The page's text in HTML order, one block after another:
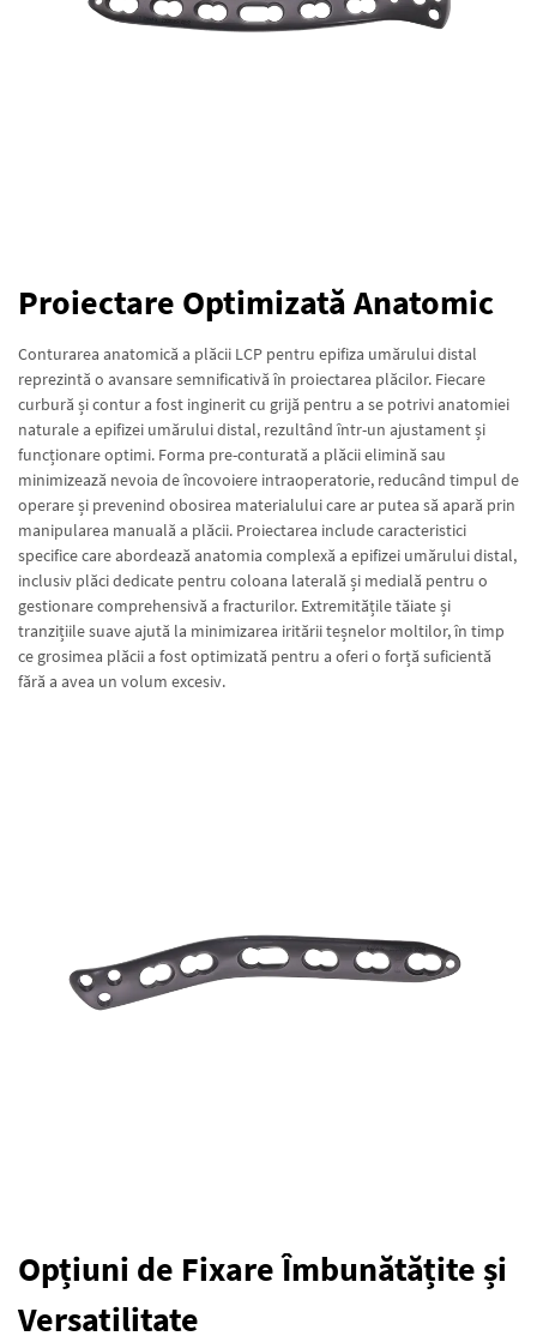
Proiectare Optimizată Anatomic
Conturarea anatomică a plăcii LCP pentru epifiza umărului distal
reprezintă o avansare semnificativă în proiectarea plăcilor. Fiecare
curbură și contur a fost inginerit cu grijă pentru a se potrivi anatomiei
naturale a epifizei umărului distal, rezultând într-un ajustament și
funcționare optimi. Forma pre-conturată a plăcii elimină sau
minimizează nevoia de încovoiere intraoperatorie, reducând timpul de
operare și prevenind obosirea materialului care ar putea să apară prin
manipularea manuală a plăcii. Proiectarea include caracteristici
specifice care abordează anatomia complexă a epifizei umărului distal,
inclusiv plăci dedicate pentru coloana laterală și medială pentru o
gestionare comprehensivă a fracturilor. Extremitățile tăiate și
tranzițiile suave ajută la minimizarea iritării teșnelor moltilor, în timp
ce grosimea plăcii a fost optimizată pentru a oferi o forță suficientă
fără a avea un volum excesiv.
Opțiuni de Fixare Îmbunătățite și
Versatilitate